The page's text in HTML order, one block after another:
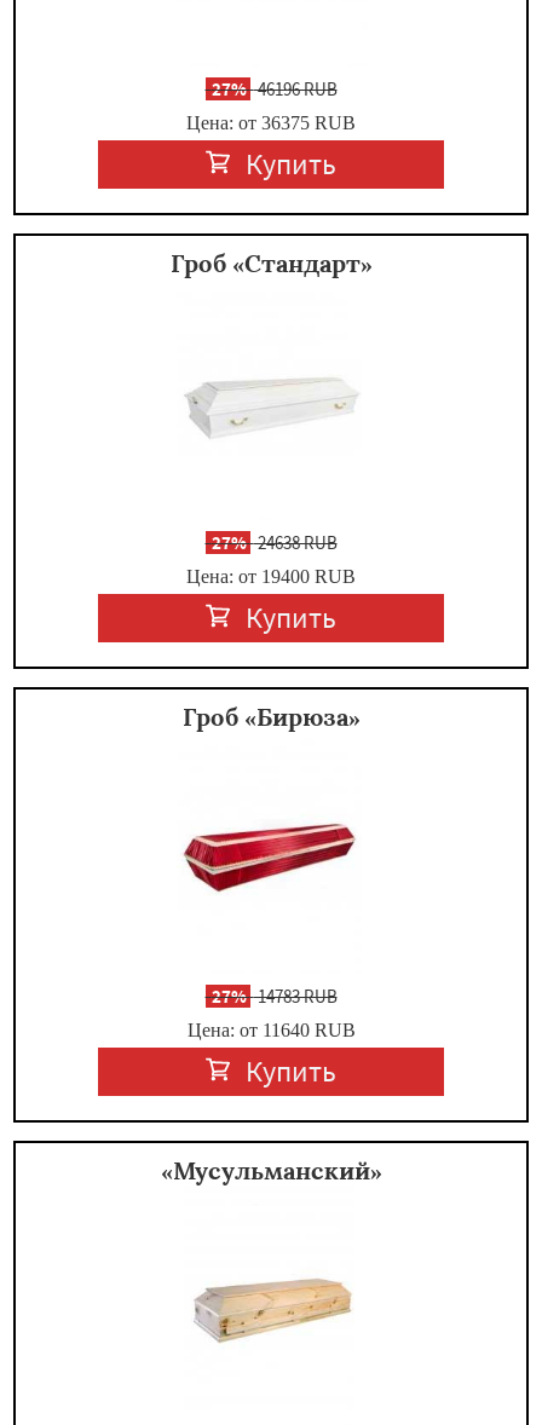
-27%46196 RUB
Цена: от 36375 RUB
Купить
Гроб «Стандарт»
-27%24638 RUB
Цена: от 19400 RUB
Купить
Гроб «Бирюза»
-27%14783 RUB
Цена: от 11640 RUB
Купить
«Мусульманский»